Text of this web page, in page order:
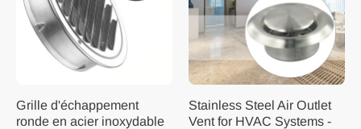
Grille d'échappement
ronde en acier inoxydable
Stainless Steel Air Outlet
Vent for HVAC Systems -